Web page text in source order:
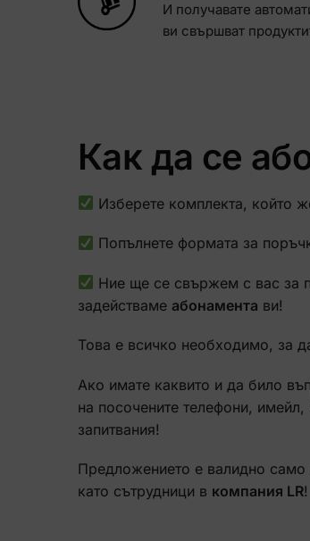
И получавате
ви свършват
Как да се
Изберете комплекта, който
Попълнете формата за
Ние ще се свържем с вас за
задействаме абонамента ви!
Това е всичко необходимо, за
Ако имате каквито и да било
на посочените телефони,
запитвания!
Предложението е валидно само
като сътрудници в компания LR!